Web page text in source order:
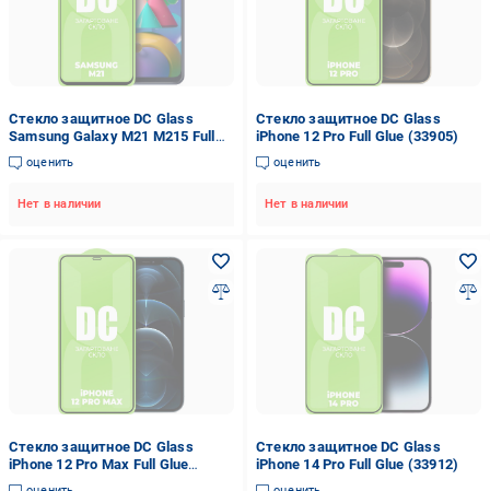
Стекло защитное DC Glass
Samsung Galaxy M21 M215 Full
Glue (33979)
оценить
Нет в наличии
Стекло защитное DC Glass
iPhone 12 Pro Full Glue (33905)
оценить
Нет в наличии
Стекло защитное DC Glass
iPhone 12 Pro Max Full Glue
(33906)
Стекло защитное DC Glass
iPhone 14 Pro Full Glue (33912)